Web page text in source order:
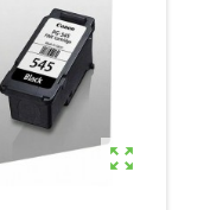
